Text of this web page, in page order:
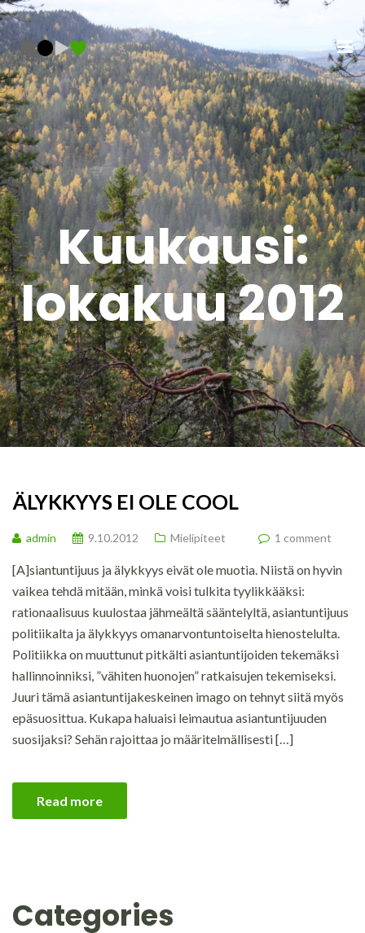
Kuukausi:
lokakuu 2012
ÄLYKKYYS EI OLE COOL
admin 9.10.2012 Mielipiteet 1 comment
[A]siantuntijuus ja älykkyys eivät ole muotia. Niistä on hyvin
vaikea tehdä mitään, minkä voisi tulkita tyylikkääksi:
rationaalisuus kuulostaa jähmeältä sääntelyltä, asiantuntijuus
politiikalta ja älykkyys omanarvontuntoiselta hienostelulta.
Politiikka on muuttunut pitkälti asiantuntijoiden tekemäksi
hallinnoinniksi, ”vähiten huonojen” ratkaisujen tekemiseksi.
Juuri tämä asiantuntijakeskeinen imago on tehnyt siitä myös
epäsuosittua. Kukapa haluaisi leimautua asiantuntijuuden
suosijaksi? Sehän rajoittaa jo määritelmällisesti […]
Read more
Categories